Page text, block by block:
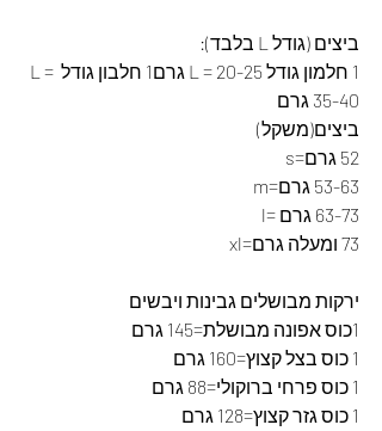
ביצים (גודל L בלבד):
1 חלמון גודל L = 20-25 גרם1 חלבון גודל L =
35-40 גרם
ביצים(משקל)
52 גרם=s
53-63 גרם=m
63-73 גרם =l
73 ומעלה גרם=xl
ירקות מבושלים גבינות ויבשים
1כוס אפונה מבושלת=145 גרם
1 כוס בצל קצוץ=160 גרם
1 כוס פרחי ברוקולי=88 גרם
1 כוס גזר קצוץ=128 גרם